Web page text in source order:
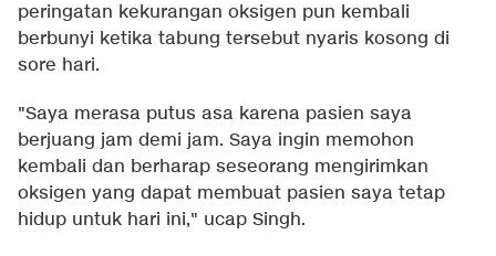
peringatan kekurangan oksigen pun kembali
berbunyi ketika tabung tersebut nyaris kosong di
sore hari.
"Saya merasa putus asa karena pasien saya
berjuang jam demi jam. Saya ingin memohon
kembali dan berharap seseorang mengirimkan
oksigen yang dapat membuat pasien saya tetap
hidup untuk hari ini," ucap Singh.